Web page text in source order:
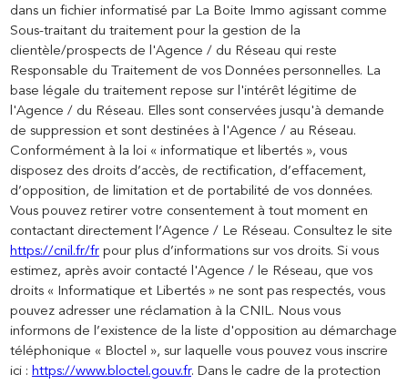
dans un fichier informatisé par La Boite Immo agissant comme
Sous-traitant du traitement pour la gestion de la
clientèle/prospects de l'Agence / du Réseau qui reste
Responsable du Traitement de vos Données personnelles. La
base légale du traitement repose sur l'intérêt légitime de
l'Agence / du Réseau. Elles sont conservées jusqu'à demande
de suppression et sont destinées à l'Agence / au Réseau.
Conformément à la loi « informatique et libertés », vous
disposez des droits d’accès, de rectification, d’effacement,
d’opposition, de limitation et de portabilité de vos données.
Vous pouvez retirer votre consentement à tout moment en
contactant directement l’Agence / Le Réseau. Consultez le site
https://cnil.fr/fr pour plus d’informations sur vos droits. Si vous
estimez, après avoir contacté l'Agence / le Réseau, que vos
droits « Informatique et Libertés » ne sont pas respectés, vous
pouvez adresser une réclamation à la CNIL. Nous vous
informons de l’existence de la liste d'opposition au démarchage
téléphonique « Bloctel », sur laquelle vous pouvez vous inscrire
ici : https://www.bloctel.gouv.fr. Dans le cadre de la protection